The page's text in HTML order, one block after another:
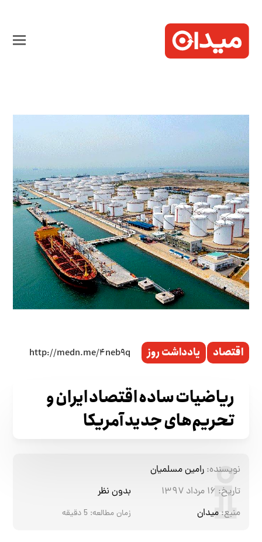
اقتصاد یادداشت روز
ریاضیات ساده اقتصاد ایران و
تحریم‌های جدید آمریکا
نویسنده: رامین مسلمیان
تاریخ: ۱۶ مرداد ۱۳۹۷
بدون نظر
منبع: میدان زمان مطالعه: 5 دقیقه